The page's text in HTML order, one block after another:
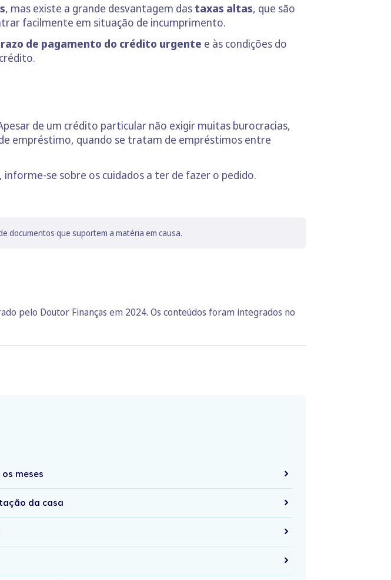
, mas existe a grande desvantagem das taxas altas, que são
facilmente em situação de incumprimento.
de pagamento do crédito urgente e às condições do
de um crédito particular não exigir muitas burocracias,
empréstimo, quando se tratam de empréstimos entre
se sobre os cuidados a ter de fazer o pedido.
documentos que suportem a matéria em causa.
pelo Doutor Finanças em 2024. Os conteúdos foram integrados no
meses
da casa